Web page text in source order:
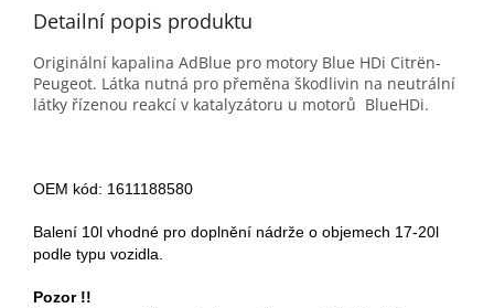
Detailní popis produktu
Originální kapalina AdBlue pro motory Blue HDi Citrën-
Peugeot. Látka nutná pro přeměna škodlivin na neutrální
látky řízenou reakcí v katalyzátoru u motorů BlueHDi.
OEM kód: 1611188580
Balení 10l vhodné pro doplnění nádrže o objemech 17-20l
podle typu vozidla.
Pozor !!